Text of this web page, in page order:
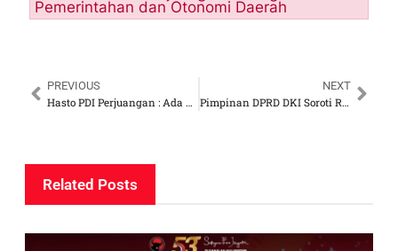
Pemerintahan dan Otonomi Daerah
PREVIOUS
Hasto PDI Perjuangan : Ada Pihak-pihak yang Coba Paksakan Pilkada Jakarta 2 Putaran
NEXT
Pimpinan DPRD DKI Soroti Rendahnya Partisipasi Anak Muda di Pilkada Jakarta
Related Posts